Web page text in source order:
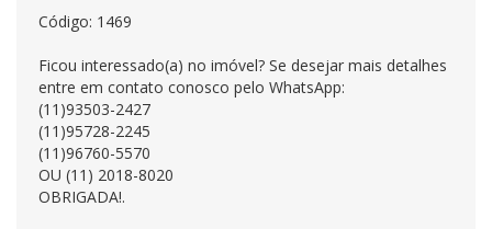
Código: 1469
Ficou interessado(a) no imóvel? Se desejar mais detalhes
entre em contato conosco pelo WhatsApp:
(11)93503-2427
(11)95728-2245
(11)96760-5570
OU (11) 2018-8020
OBRIGADA!.